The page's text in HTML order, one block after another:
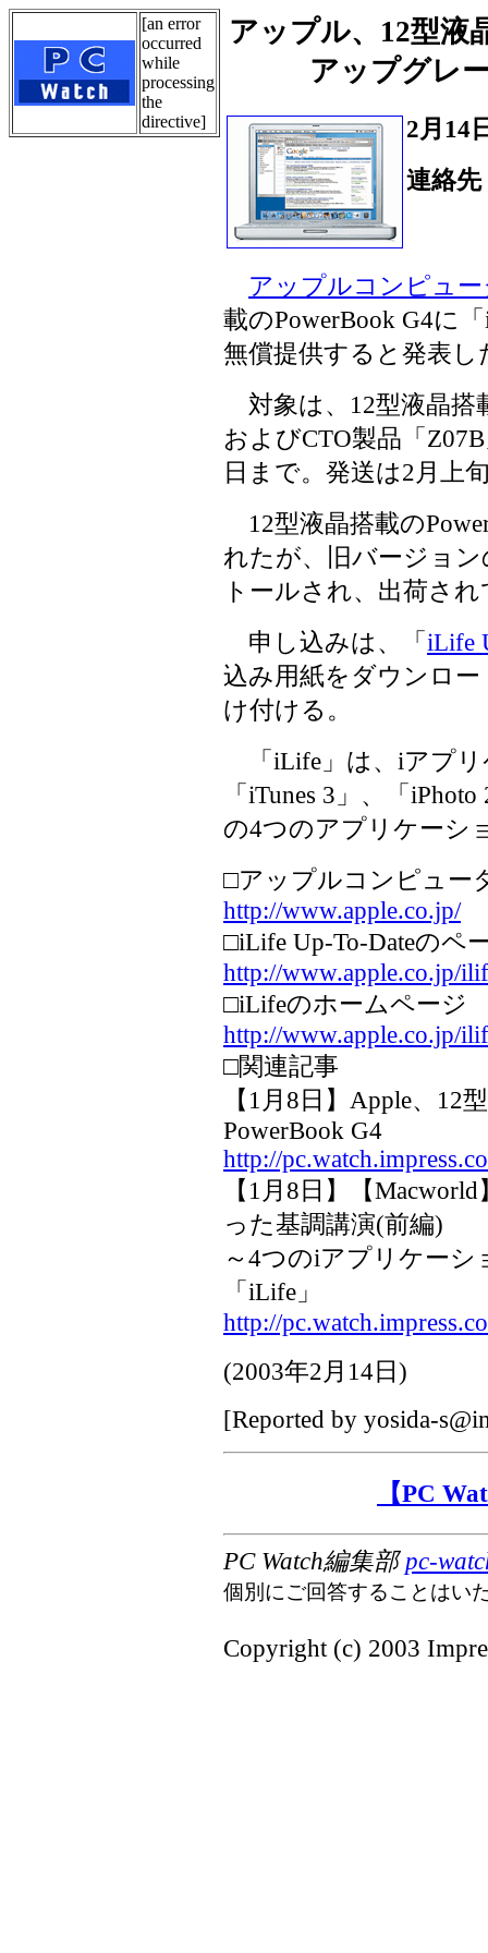
[an error
occurred
while
processing
the
directive]
アップル、12型液
アップグレ
2月14
連絡
アップルコンピュ
載のPowerBook G4に
無償提供すると発表し
対象は、12型液晶搭
およびCTO製品「
日まで。発送は2月上
12型液晶搭載の
れたが、旧バージョ
トールされ、出荷さ
申し込みは、「 iLife
込み用紙をダウンロ
け付ける。
「iLife」は、iアプリ
「iTunes 3」、「
の4つのアプリケーシ
□アップルコンピュー
http://www.apple.co.jp/
□iLife Up-To-Dateのペ
http://www.apple.co.jp/
□iLifeのホームページ
http://www.apple.co.jp/
□関連記事
【1月8日】Apple、12
PowerBook G4
http://
【1月8日】【
った基調講演(前編)
～4つのiアプリケー
「iLife」
http://
(2003年2月14日 )
[Reported by yosida-
【PC
PC Watch編集部pc-
個別にご回答することはい
Copyright (c) 2003